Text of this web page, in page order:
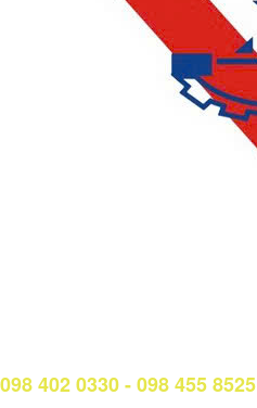
098 402 0330 - 098 455 8525